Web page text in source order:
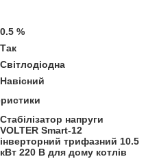
0.5 %
Так
Світлодіодна
Навісний
Стабілізатор напруги
VOLTER Smart-12
інверторний трифазний 10.5
кВт 220 В для дому котлів